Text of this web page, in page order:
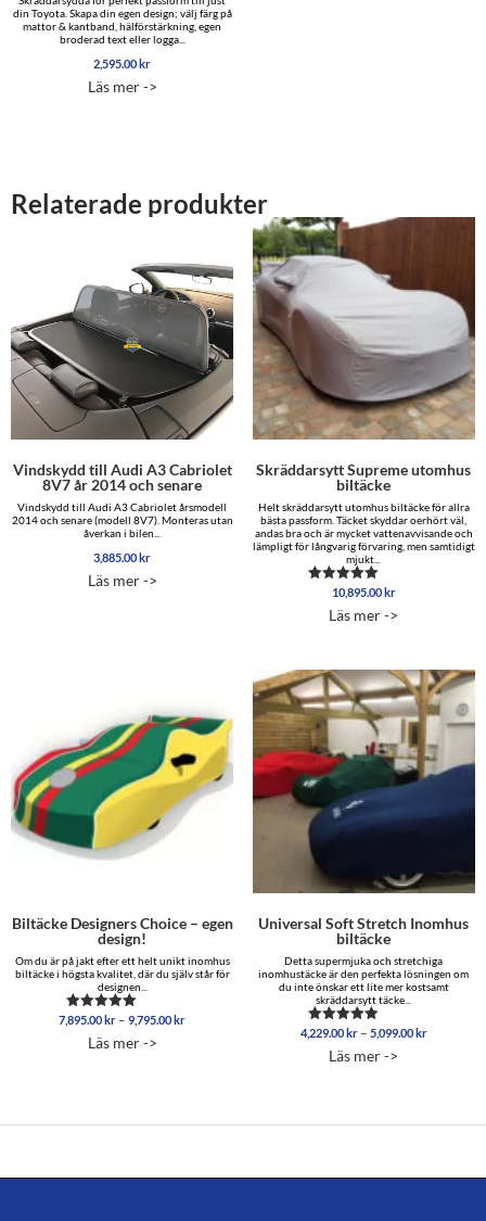
din Toyota. Skapa din egen design; välj färg på
mattor & kantband, hälförstärkning, egen
broderad text eller logga...
2,595.00kr
Läs mer ->
Relaterade produkter
Vindskydd till Audi A3 Cabriolet
8V7 år 2014 och senare
Vindskydd till Audi A3 Cabriolet årsmodell
2014 och senare (modell 8V7). Monteras utan
åverkan i bilen...
3,885.00 kr
Läs mer ->
Skräddarsytt Supreme utomhus
biltäcke
Helt skräddarsytt utomhus biltäcke för allra
bästa passform. Täcket skyddar oerhört väl,
andas bra och är mycket vattenavvisande och
lämpligt för långvarig förvaring, men samtidigt
mjukt...
Betygsatt
av 5
10,895.00 kr
Läs mer ->
Biltäcke Designers Choice – egen
design!
Om du är på jakt efter ett helt unikt inomhus
biltäcke i högsta kvalitet, där du själv står för
designen...
Betygsatt
av 5
7,895.00kr – 9,795.00krPrisintervall:
Läs mer ->
Universal Soft Stretch Inomhus
biltäcke
Detta supermjuka och stretchiga
inomhustäcke är den perfekta lösningen om
du inte önskar ett lite mer kostsamt
skräddarsytt täcke...
Betygsatt
av 5
4,229.00kr – 5,099.00kr
Läs mer ->